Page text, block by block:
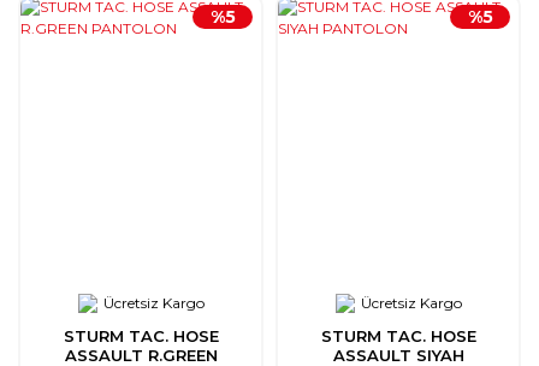
Ücretsiz Kargo
STURM TAC. HOSE
ASSAULT R.GREEN
%5
Ücretsiz Kargo
STURM TAC. HOSE
ASSAULT SIYAH
%5